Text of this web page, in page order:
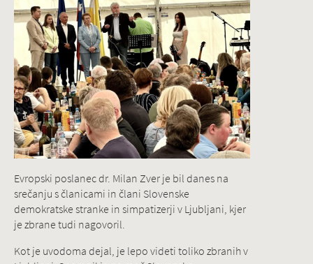
Evropski poslanec dr. Milan Zver je bil danes na
srečanju s članicami in člani Slovenske
demokratske stranke in simpatizerji v Ljubljani, kjer
je zbrane tudi nagovoril.
Kot je uvodoma dejal, je lepo videti toliko zbranih v